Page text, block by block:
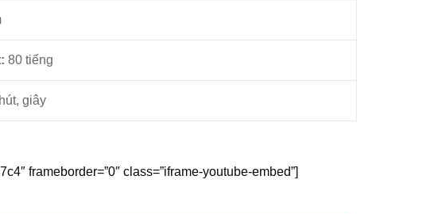
80 tiếng
giây
frameborder=”0″ class=”iframe-youtube-embed”]